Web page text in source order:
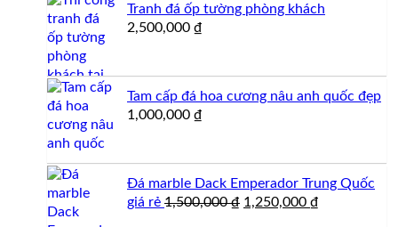
Tranh đá ốp tường phòng khách
2,500,000 ₫
Tam cấp đá hoa cương nâu anh quốc đẹp
1,000,000 ₫
Đá marble Dack Emperador Trung Quốc
giá rẻ 1,500,000₫ Giá
1,250,000 ₫